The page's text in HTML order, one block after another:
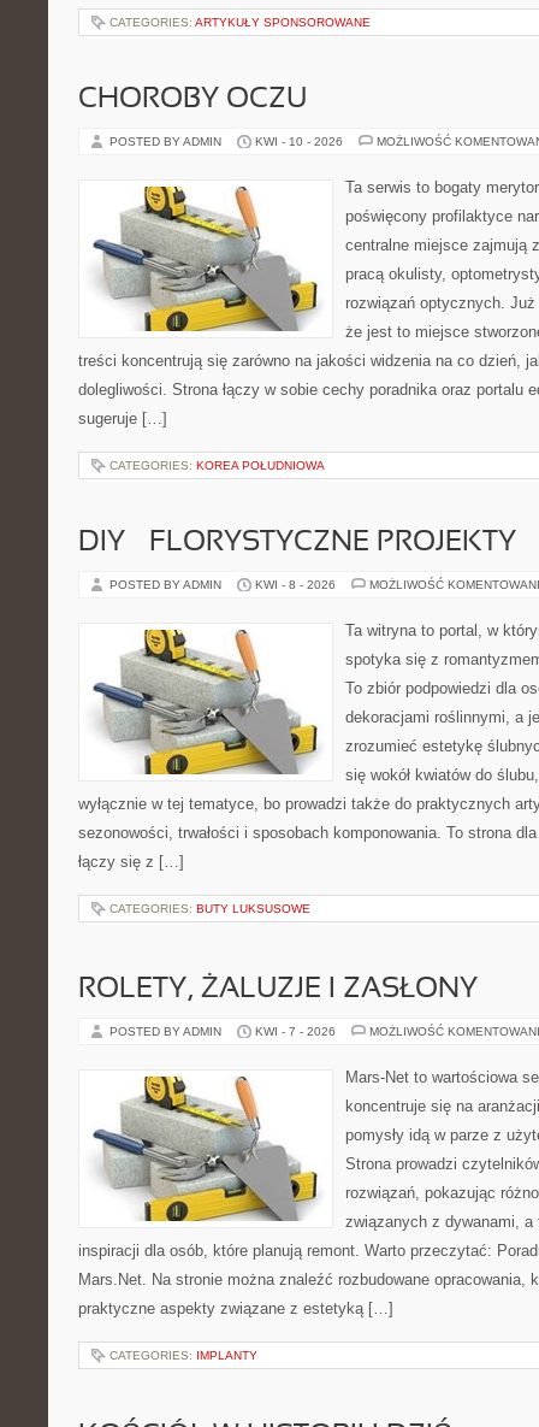
CATEGORIES: ARTYKUŁY SPONSOROWANE
CHOROBY OCZU
POSTED BY ADMIN KWI - 10 - 2026 MOŻLIWOŚĆ
Ta serwis to bogaty
poświęcony profilaktyce
centralne miejsce zajmują
pracą okulisty,
rozwiązań optycznych.
że jest to miejsce
treści koncentrują się zarówno na jakości widzenia na co dzień,
dolegliwości. Strona łączy w sobie cechy poradnika oraz portalu
sugeruje […]
CATEGORIES: KOREA POŁUDNIOWA
DIY – FLORYSTYCZNE PROJEKTY
POSTED BY ADMIN KWI - 8 - 2026 MOŻLIWOŚĆ
Ta witryna to portal, w
spotyka się z
To zbiór podpowiedzi dla
dekoracjami roślinnymi, a
zrozumieć estetykę
się wokół kwiatów do
wyłącznie w tej tematyce, bo prowadzi także do praktycznych
sezonowości, trwałości i sposobach komponowania. To strona
łączy się z […]
CATEGORIES: BUTY LUKSUSOWE
ROLETY, ŻALUZJE I ZASŁONY
POSTED BY ADMIN KWI - 7 - 2026 MOŻLIWOŚĆ
Mars-Net to wartościowa
koncentruje się na
pomysły idą w parze z
Strona prowadzi
rozwiązań, pokazując
związanych z dywanami, a
inspiracji dla osób, które planują remont. Warto przeczytać:
Mars.Net. Na stronie można znaleźć rozbudowane opracowania,
praktyczne aspekty związane z estetyką […]
CATEGORIES: IMPLANTY